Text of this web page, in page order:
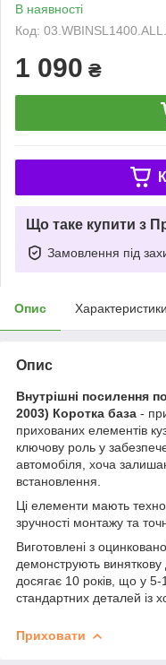
В наявності
Код:
1 090 ₴
Що таке купити з
Замовлення під
Опис Характеристики
Опис
Внутрішні посилення
2003) Коротка база -
прихованих елементів
ключову роль у
автомобіля, хоча
встановлення.
Ці елементи мають
зручності монтажу та
Виготовлені з
демонструють виняткову
досягає 10 років, що у
стандартних деталей із
Приховати